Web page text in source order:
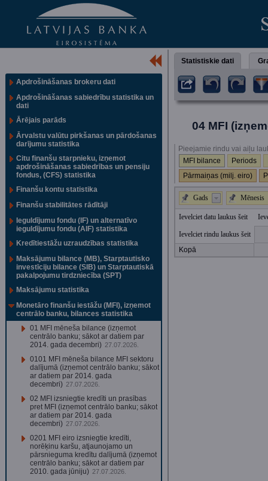
Apdrošināšanas brokeru dati
Apdrošināšanas sabiedrību statistika un
dati
Ārējais parāds
Ārvalstu valūtu pirkšanas un pārdošanas
darījumu statistika
Citu finanšu starpnieku, izņemot
apdrošināšanas sabiedrības un pensiju
fondus, (CFS) statistika
Finanšu kontu statistika
Finanšu stabilitātes rādītāji
Ieguldījumu fondu (IF) un alternatīvo
ieguldījumu fondu (AIF) statistika
Kredītiestāžu uzraudzības statistika
Maksājumu bilance (MB), Starptautisko
investīciju bilance (SIB) un Starptautiskā
pakalpojumu tirdzniecība (SPT)
Maksājumu statistika
Monetāro finanšu iestāžu (MFI), izņemot
centrālo banku, bilances statistika
01 MFI mēneša bilance (izņemot
centrālo banku; sākot ar datiem par
2014. gada decembri) 27.07.2026.
0101 MFI mēneša bilance MFI sektoru
dalījumā (izņemot centrālo banku; sākot
ar datiem par 2014. gada
decembri) 27.07.2026.
02 MFI izsniegtie kredīti un prasības
pret MFI (izņemot centrālo banku; sākot
ar datiem par 2014. gada
decembri) 27.07.2026.
0201 MFI eiro izsniegtie kredīti,
norēķinu karšu, atjaunojamo un
pārsnieguma kredītu dalījumā (izņemot
centrālo banku; sākot ar datiem par
2010. gada jūniju) 27.07.2026.
Statistiskie dati
04 MFI
Pieejamie rindu vai aiļu
MFI bilance
Periods
Pārmaiņas (milj. eiro)
Gads Mēnesis
Ievelciet datu laukus šeit
Ievelciet rindu laukus šeit
Kopā